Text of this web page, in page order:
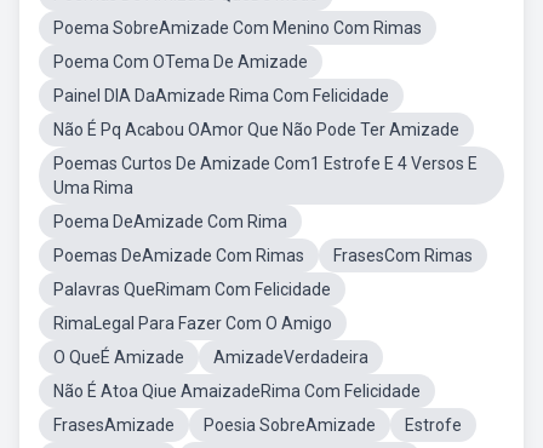
Poema SobreAmizade Com Menino Com Rimas
Poema Com OTema De Amizade
Painel DIA DaAmizade Rima Com Felicidade
Não É Pq Acabou OAmor Que Não Pode Ter Amizade
Poemas Curtos De Amizade Com1 Estrofe E 4 Versos E
Uma Rima
Poema DeAmizade Com Rima
Poemas DeAmizade Com Rimas
FrasesCom Rimas
Palavras QueRimam Com Felicidade
RimaLegal Para Fazer Com O Amigo
O QueÉ Amizade
AmizadeVerdadeira
Não É Atoa Qiue AmaizadeRima Com Felicidade
FrasesAmizade
Poesia SobreAmizade
Estrofe